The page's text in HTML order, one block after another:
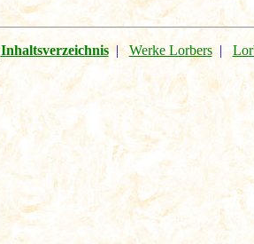
Inhaltsverzeichnis|Werke Lorbers|